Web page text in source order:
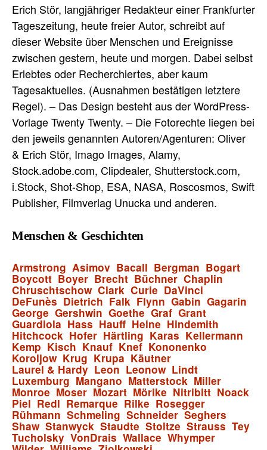
Erich Stör, langjähriger Redakteur einer Frankfurter
Tageszeitung, heute freier Autor, schreibt auf
dieser Website über Menschen und Ereignisse
zwischen gestern, heute und morgen. Dabei selbst
Erlebtes oder Recherchiertes, aber kaum
Tagesaktuelles. (Ausnahmen bestätigen letztere
Regel). – Das Design besteht aus der WordPress-
Vorlage Twenty Twenty. – Die Fotorechte liegen bei
den jeweils genannten Autoren/Agenturen: Oliver
& Erich Stör, Imago Images, Alamy,
Stock.adobe.com, Clipdealer, Shutterstock.com,
i.Stock, Shot-Shop, ESA, NASA, Roscosmos, Swift
Publisher, Filmverlag Unucka und anderen.
Menschen & Geschichten
Armstrong Asimov Bacall Bergman Bogart
Boycott Boyer Brecht Büchner Chaplin
Chruschtschow Clark Curie DaVinci
DeFunès Dietrich Falk Flynn Gabin Gagarin
George Gershwin Goethe Graf Grant
Guardiola Hass Hauff Heine Hindemith
Hitchcock Hofer Härtling Karas Kellermann
Kemp Kisch Knauf Knef Kononenko
Koroljow Krug Krupa Käutner
Laurel & Hardy Leon Leonow Lindt
Luxemburg Mangano Matterstock Miller
Monroe Moser Mozart Mörike Nitribitt Noack
Piel Redl Remarque Rilke Rosegger
Rühmann Schmeling Schneider Seghers
Shaw Stanwyck Staudte Stoltze Strauss Tey
Tucholsky VonDrais Wallace Whymper